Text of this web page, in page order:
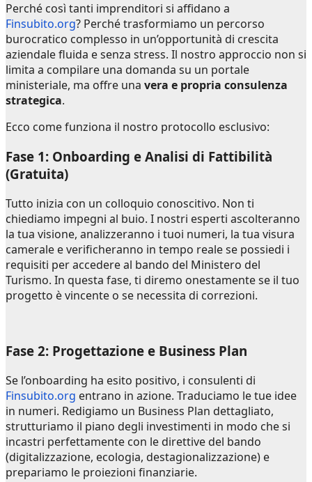
Perché così tanti imprenditori si affidano a
Finsubito.org? Perché trasformiamo un percorso
burocratico complesso in un’opportunità di crescita
aziendale fluida e senza stress. Il nostro approccio non si
limita a compilare una domanda su un portale
ministeriale, ma offre una vera e propria consulenza
strategica.
Ecco come funziona il nostro protocollo esclusivo:
Fase 1: Onboarding e Analisi di Fattibilità
(Gratuita)
Tutto inizia con un colloquio conoscitivo. Non ti
chiediamo impegni al buio. I nostri esperti ascolteranno
la tua visione, analizzeranno i tuoi numeri, la tua visura
camerale e verificheranno in tempo reale se possiedi i
requisiti per accedere al bando del Ministero del
Turismo. In questa fase, ti diremo onestamente se il tuo
progetto è vincente o se necessita di correzioni.
Fase 2: Progettazione e Business Plan
Se l’onboarding ha esito positivo, i consulenti di
Finsubito.org entrano in azione. Traduciamo le tue idee
in numeri. Redigiamo un Business Plan dettagliato,
strutturiamo il piano degli investimenti in modo che si
incastri perfettamente con le direttive del bando
(digitalizzazione, ecologia, destagionalizzazione) e
prepariamo le proiezioni finanziarie.